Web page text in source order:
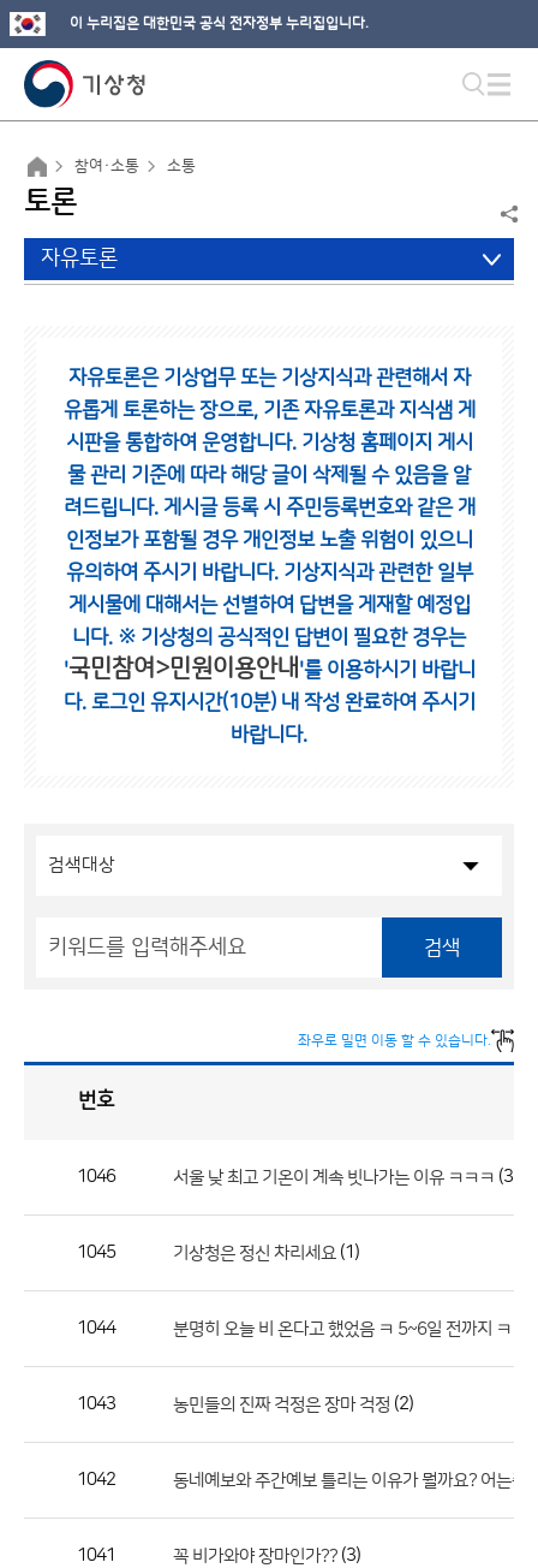
이 누리집은 대한민국 공식 전자정부 누리집입니다.
참여·소통 소통
토론
자유토론
자유토론은 기상업무 또는 기상지식과 관련해서 자
유롭게 토론하는 장으로, 기존 자유토론과 지식샘 게
시판을 통합하여 운영합니다. 기상청 홈페이지 게시
물 관리 기준에 따라 해당 글이 삭제될 수 있음을 알
려드립니다. 게시글 등록 시 주민등록번호와 같은 개
인정보가 포함될 경우 개인정보 노출 위험이 있으니
유의하여 주시기 바랍니다. 기상지식과 관련한 일부
게시물에 대해서는 선별하여 답변을 게재할 예정입
니다. ※ 기상청의 공식적인 답변이 필요한 경우는
'국민참여>민원이용안내 '를 이용하시기 바랍니
다. 로그인 유지시간(10분) 내 작성 완료하여 주시기
바랍니다.
검색
좌우로 밀면 이동 할 수 있습니다.
론
호,
번호
1046 서울 낮 최고 기온이 계속 빗나가는 이유 ㅋㅋㅋ (3)
1045 기상청은 정신 차리세요 (1)
1044 분명히 오늘 비 온다고 했었음 ㅋ 5~6일 전까지 ㅋㅋ
1043 농민들의 진짜 걱정은 장마 걱정 (2)
1042 동네예보와 주간예보 틀리는 이유가 뭘까요? 어는쪽
1041 꼭 비가와야 장마인가?? (3)